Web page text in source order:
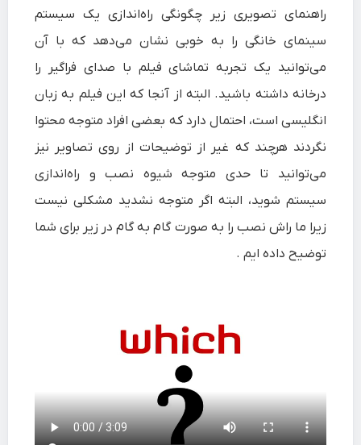
راهنمای تصویری زیر چگونگی راه‌اندازی یک سیستم
سینمای خانگی را به خوبی نشان می‌دهد که با آن
می‌توانید یک تجربه تماشای فیلم با صدای فراگیر را
درخانه داشته باشید. البته از آنجا که این فیلم به زبان
انگلیسی است، احتمال دارد که بعضی افراد متوجه محتوا
نگردند هرچند که غیر از توضیحات از روی تصاویر نیز
می‌توانید تا حدی متوجه شیوه نصب و راه‌اندازی
سیستم شوید، البته اگر متوجه نشدید مشکلی نیست
زیرا ما راش نصب را به صورت گام به گام در زیر برای شما
توضیح داده ایم .